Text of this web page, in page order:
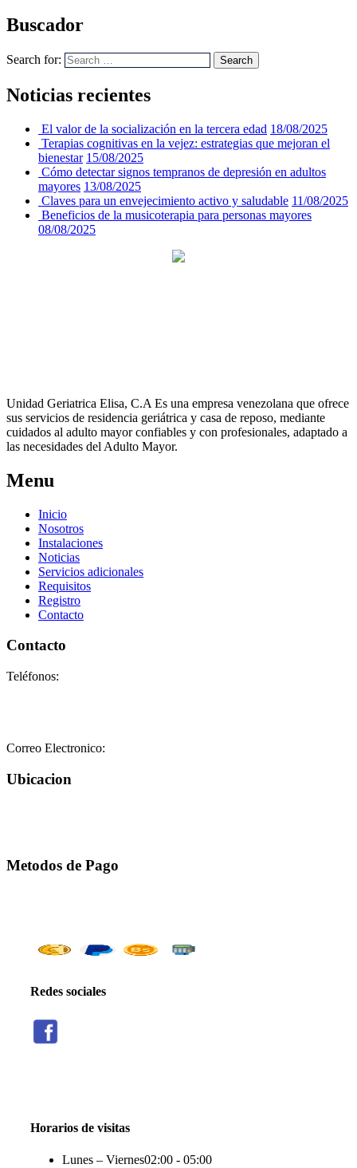
Buscador
Search for: Search
Noticias recientes
El valor de la socialización en la tercera edad 18/08/2025
Terapias cognitivas en la vejez: estrategias que mejoran el
bienestar 15/08/2025
Cómo detectar signos tempranos de depresión en adultos
mayores 13/08/2025
Claves para un envejecimiento activo y saludable 11/08/2025
Beneficios de la musicoterapia para personas mayores
08/08/2025
Unidad Geriatrica Elisa, C.A Es una empresa venezolana que ofrece
sus servicios de residencia geriátrica y casa de reposo, mediante
cuidados al adulto mayor confiables y con profesionales, adaptado a
las necesidades del Adulto Mayor.
Menu
Inicio
Nosotros
Instalaciones
Noticias
Servicios adicionales
Requisitos
Registro
Contacto
Contacto
Teléfonos:
Correo Electronico:
Ubicacion
Metodos de Pago
Redes sociales
Horarios de visitas
Lunes – Viernes02:00 - 05:00